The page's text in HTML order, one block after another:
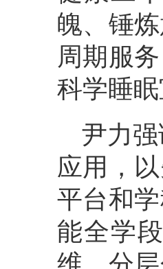
魄、锤
周期服
科学睡
尹力
应用，
平台和
能全学
维。分